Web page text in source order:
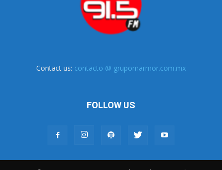
Contact us: contacto @ grupomarmor.com.mx
FOLLOW US